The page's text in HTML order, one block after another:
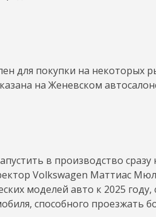
для покупки на некоторых
на Женевском
в производство
Volkswagen Маттиас
моделей авто к 2025
способного проезжать